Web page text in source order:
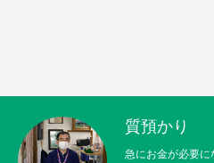
質預かり
急にお金が必要